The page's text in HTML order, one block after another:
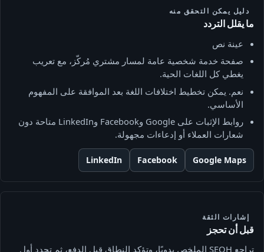
دليل يمكن التحقق منه
ما يقلل التردد
عينة نص
صفحة خدمة شخصية عامة لمسار مشتري مُركّز، مع تعريب
يغطي كل اللغات الحية.
نعم. يمكن تخطيط اختلافات اللغة بعد الموافقة على المفهوم
الأساسي.
روابط الإثبات على Google وFacebook وLinkedIn متاحة دون
شعارات العملاء أو إدعاءات مجهولة.
Google Maps
Facebook
LinkedIn
إشارات الثقة
قبل أن تحجز
تراجع SEOH الملخص يدويًا، وتؤكد النطاق قبل الدفع، ثم تحدد أول